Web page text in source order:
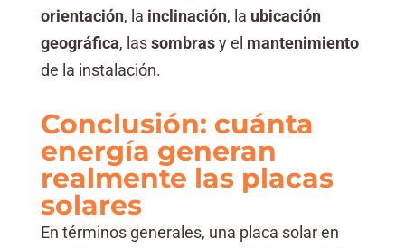
orientación, la inclinación, la ubicación
geográfica, lassombrasy el mantenimiento
de la instalación.
Conclusión: cuánta
energía generan
realmente las placas
solares
En términos generales, una placa solar en